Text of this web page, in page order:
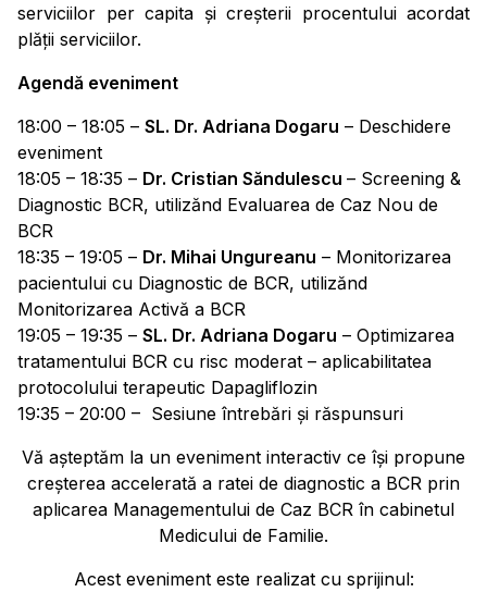
serviciilor per capita și creșterii procentului acordat
plății serviciilor.
Agendă eveniment
18:00 – 18:05 – SL. Dr. Adriana Dogaru – Deschidere
eveniment
18:05 – 18:35 – Dr. Cristian Săndulescu – Screening &
Diagnostic BCR, utilizănd Evaluarea de Caz Nou de
BCR
18:35 – 19:05 – Dr. Mihai Ungureanu – Monitorizarea
pacientului cu Diagnostic de BCR, utilizănd
Monitorizarea Activă a BCR
19:05 – 19:35 – SL. Dr. Adriana Dogaru – Optimizarea
tratamentului BCR cu risc moderat – aplicabilitatea
protocolului terapeutic Dapagliflozin
19:35 – 20:00 – Sesiune întrebări și răspunsuri
Vă așteptăm la un eveniment interactiv ce își propune
creșterea accelerată a ratei de diagnostic a BCR prin
aplicarea Managementului de Caz BCR în cabinetul
Medicului de Familie.
Acest eveniment este realizat cu sprijinul: